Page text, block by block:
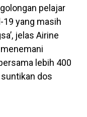
pelajar
19 yang masih
jelas Airine
lebih 400
dos